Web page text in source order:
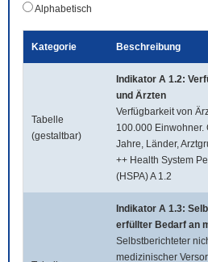
Alphabetisch
Kategorie Beschreibung
Tabelle
(gestaltbar)
Indikator A 1.2:
und Ärzten
Verfügbarkeit von
100.000
Jahre, Länder,
++ Health System
(HSPA) A 1.2
Indikator A 1.3:
erfüllter Bedarf an
Selbstberichteter
medizinischer